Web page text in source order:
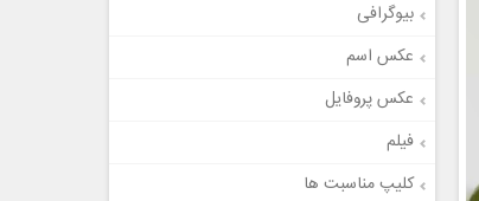
بیوگرافی
عکس اسم
عکس پروفایل
فیلم
کلیپ مناسبت ها